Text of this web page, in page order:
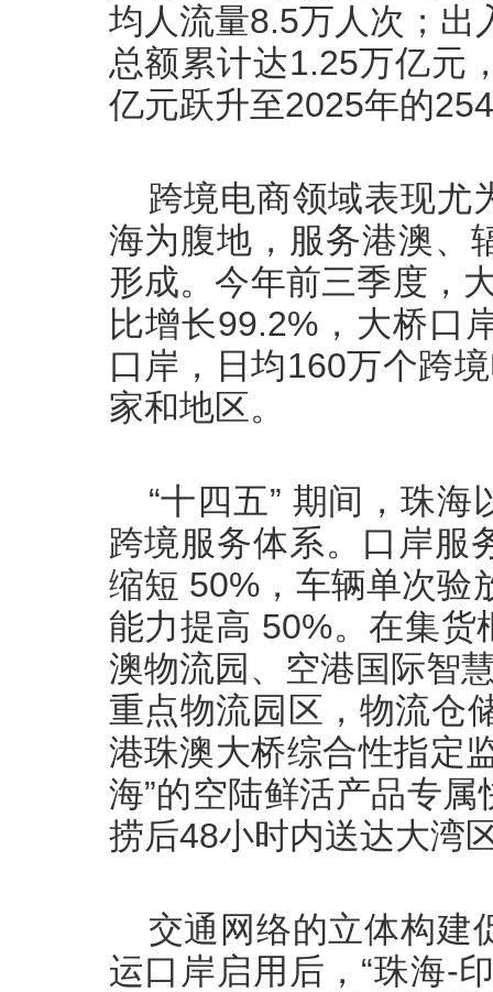
均人流量8.5万人次；出
总额累计达1.25万亿元
亿元跃升至2025年的
跨境电商领域表现尤
海为腹地，服务港澳、
形成。今年前三季度，
比增长99.2%，大桥口
口岸，日均160万个跨
家和地区。
“十四五” 期间，珠
跨境服务体系。口岸服
缩短 50%，车辆单次验
能力提高 50%。在集货
澳物流园、空港国际智
重点物流园区，物流仓
港珠澳大桥综合性指定
海”的空陆鲜活产品专
捞后48小时内送达大湾
交通网络的立体构建
运口岸启用后，“珠海-